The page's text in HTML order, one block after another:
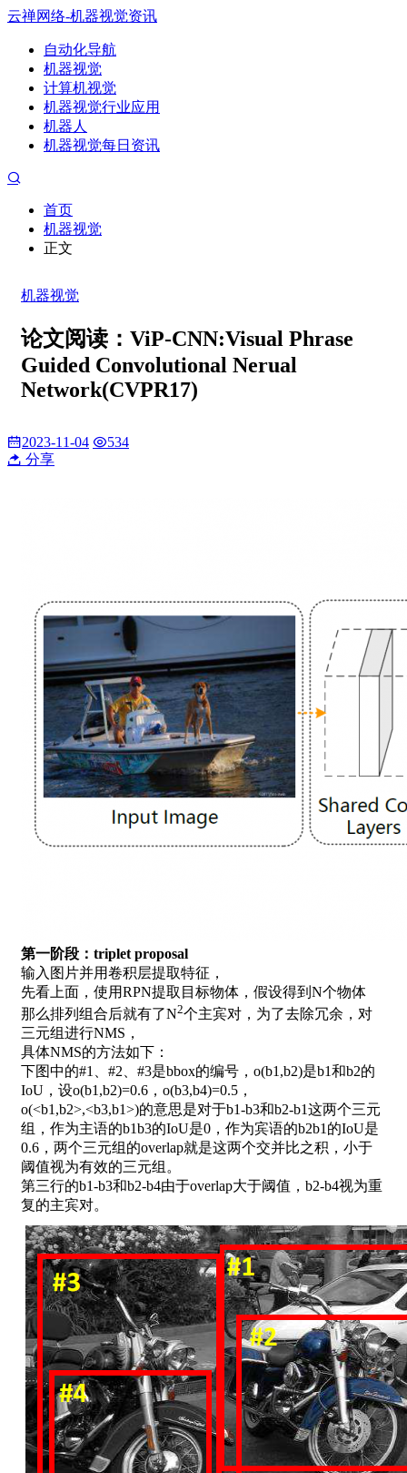
云禅网络-机器视觉资讯
自动化导航
机器视觉
计算机视觉
机器视觉行业应用
机器人
机器视觉每日资讯
首页
机器视觉
正文
机器视觉
论文阅读：ViP-CNN:Visual Phrase
Guided Convolutional Nerual
Network(CVPR17)
2023-11-04
534
分享
第一阶段：triplet proposal
输入图片并用卷积层提取特征，
先看上面，使用RPN提取目标物体，假设得到N个物体
那么排列组合后就有了N2个主宾对，为了去除冗余，对
三元组进行NMS，
具体NMS的方法如下：
下图中的#1、#2、#3是bbox的编号，o(b1,b2)是b1和b2的
IoU，设o(b1,b2)=0.6，o(b3,b4)=0.5，
o(<b1,b2>,<b3,b1>)的意思是对于b1-b3和b2-b1这两个三元
组，作为主语的b1b3的IoU是0，作为宾语的b2b1的IoU是
0.6，两个三元组的overlap就是这两个交并比之积，小于
阈值视为有效的三元组。
第三行的b1-b3和b2-b4由于overlap大于阈值，b2-b4视为重
复的主宾对。